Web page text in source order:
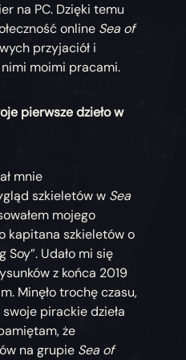
na PC. Dzięki temu
online Sea of
przyjaciół i
nimi moimi pracami.
pierwsze dzieło w
mnie
szkieletów w Sea
mojego
kapitana szkieletów o
Soy”. Udało mi się
z końca 2019
Minęło trochę czasu,
pirackie dzieła
że
na grupie Sea of